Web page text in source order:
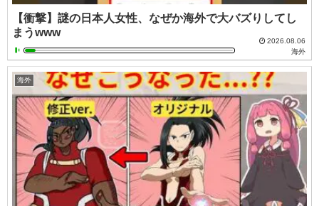
【衝撃】謎の日本人女性、なぜか海外で大バズりしてし
まうwww
2026.08.06
海外
海外